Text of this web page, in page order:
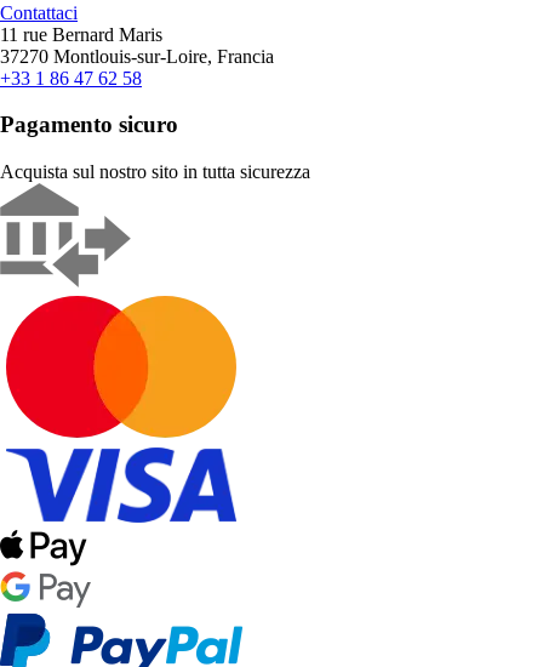
Contattaci
11 rue Bernard Maris
37270 Montlouis-sur-Loire, Francia
+33 1 86 47 62 58
Pagamento sicuro
Acquista sul nostro sito in tutta sicurezza